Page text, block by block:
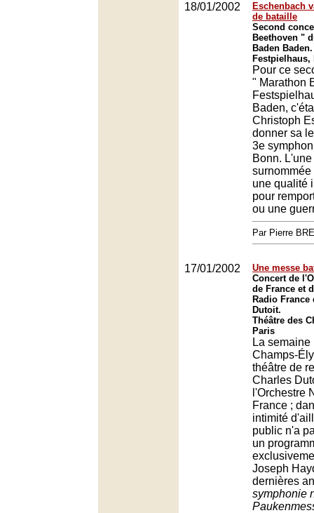
18/01/2002
Eschenbach
de bataille
Second
Beethoven "
Baden Baden.
Festpielhaus,
Pour ce
" Marathon
Baden,
Christoph
donner sa
3e
Bonn.
une qualité
pour
ou une
Par Pierre
17/01/2002
Une messe
Concert de
de France et
Radio
Dutoit.
Théâtre des
Paris
La
Champs-
théâtre de
Charles
l'Orchestre
France ;
intimité
public n'a
un
Joseph
dernières
symphonie